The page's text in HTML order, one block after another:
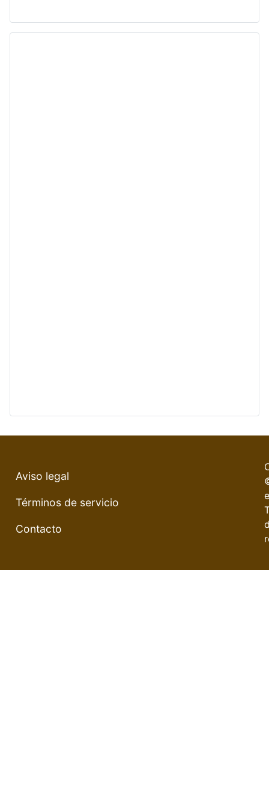
Aviso legal
Términos de servicio
Contacto